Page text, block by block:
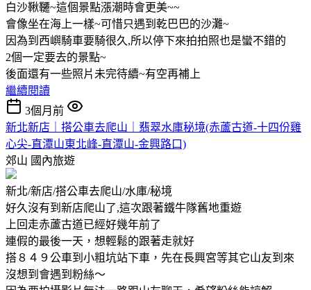
白沙鞦韆~這個景點漲潮時會更美~~
會像坐在海上一樣~可惜只遇到乾巴巴的沙灘~
因為到西嶼騎車要騎很久,所以停下來拍拍照也是蠻不錯的
2個一定要去的景點~
後面還有一些照片未完待續~有空再補上
繼續閱讀
3個月前
新北新店｜搭公車去爬山｜翡翠水庫秘境(赤蘆古道-十四份雞
心尖-直潭山東北峰-直潭山-金興路口)
郊山 國內旅遊
新北/新店/搭公車去爬山/水庫/秘境
好久沒有到新店爬山了,這次跟著鐵牛隊舊地重遊
上回走赤蘆古道已經好幾年前了
連假的最後一天，想輕鬆的跟著走就好
搭８４９公車到小粗坑站下車，先在長興宮等其它山友到來
沒想到會遇到粉絲～